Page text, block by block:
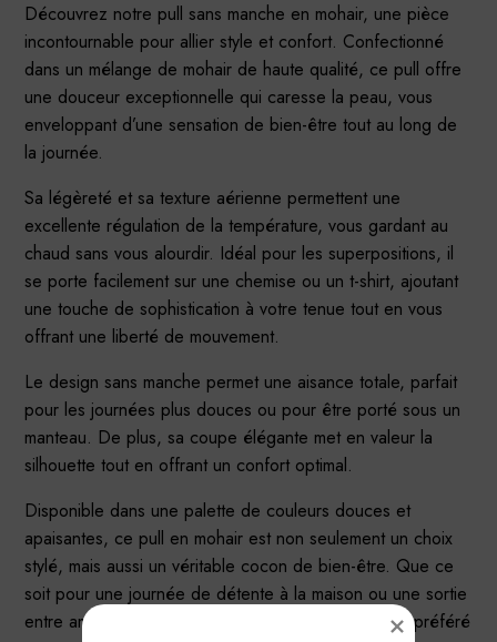
Découvrez notre pull sans manche en mohair, une pièce
incontournable pour allier style et confort. Confectionné
dans un mélange de mohair de haute qualité, ce pull offre
une douceur exceptionnelle qui caresse la peau, vous
enveloppant d’une sensation de bien-être tout au long de
la journée.
Sa légèreté et sa texture aérienne permettent une
excellente régulation de la température, vous gardant au
chaud sans vous alourdir. Idéal pour les superpositions, il
se porte facilement sur une chemise ou un t-shirt, ajoutant
une touche de sophistication à votre tenue tout en vous
offrant une liberté de mouvement.
Le design sans manche permet une aisance totale, parfait
pour les journées plus douces ou pour être porté sous un
manteau. De plus, sa coupe élégante met en valeur la
silhouette tout en offrant un confort optimal.
Disponible dans une palette de couleurs douces et
apaisantes, ce pull en mohair est non seulement un choix
stylé, mais aussi un véritable cocon de bien-être. Que ce
soit pour une journée de détente à la maison ou une sortie
entre amis, ce pull deviendra rapidement votre allié préféré